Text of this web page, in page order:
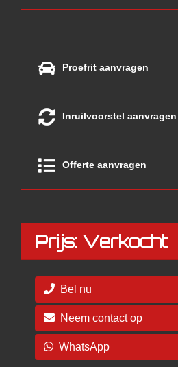
Proefrit aanvragen
Inruilvoorstel aanvragen
Offerte aanvragen
Prijs: Verkocht
Bel nu
Neem contact op
WhatsApp